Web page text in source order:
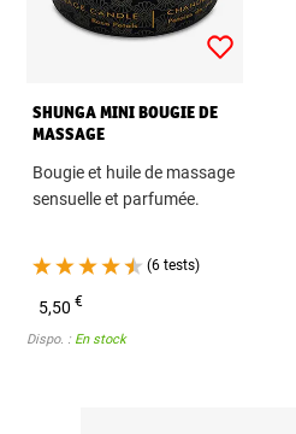
SHUNGA MINI BOUGIE DE
MASSAGE
Bougie et huile de massage
sensuelle et parfumée.
(6 tests)
5,50€
Dispo. : En stock